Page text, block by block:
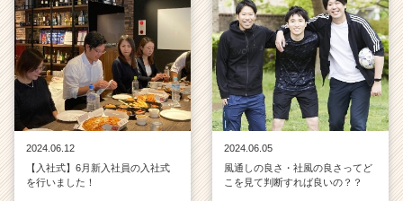
2024.06.12
【入社式】6月新入社員の入社式
を行いました！
2024.06.05
風通しの良さ・社風の良さってど
こを見て判断すれば良いの？？